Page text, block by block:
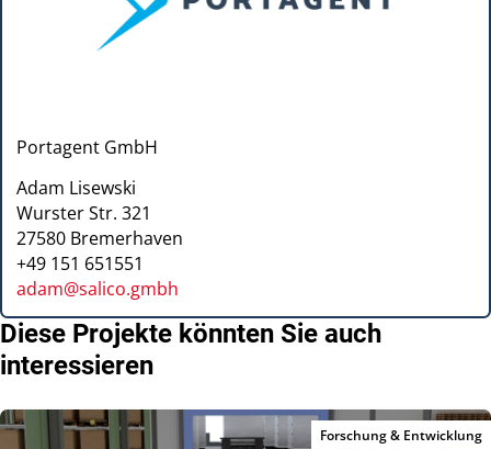
Portagent GmbH
Adam Lisewski
Wurster Str. 321
27580 Bremerhaven
+49 151 651551
adam@salico.gmbh
Diese Projekte könnten Sie auch
interessieren
Forschung & Entwicklung